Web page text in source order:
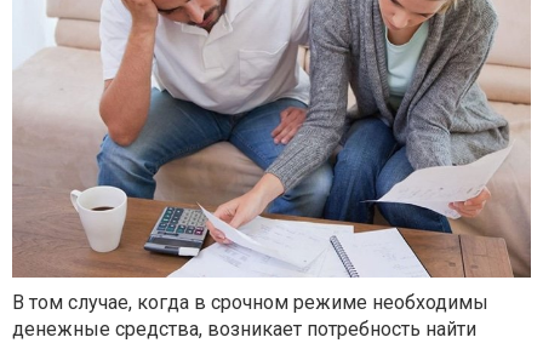
В том случае, когда в срочном режиме необходимы
денежные средства, возникает потребность найти